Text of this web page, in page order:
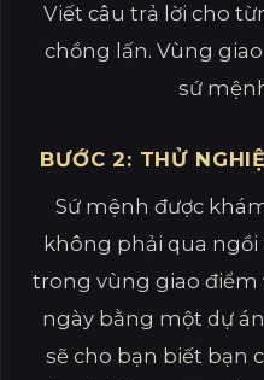
Viết câu trả lời cho
chồng lấn. Vùng
sứ
BƯỚC 2: THỬ
Sứ mệnh được
không phải qua
trong vùng giao
ngày bằng một dự
sẽ cho bạn biết bạn